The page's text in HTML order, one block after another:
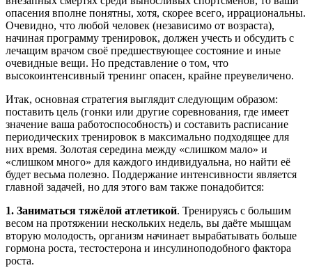
опасения вполне понятны, хотя, скорее всего, иррациональны.
Очевидно, что любой человек (независимо от возраста),
начиная программу тренировок, должен учесть и обсудить с
лечащим врачом своё предшествующее состояние и иные
очевидные вещи. Но представление о том, что
высокоинтенсивный тренинг опасен, крайне преувеличено.
Итак, основная стратегия выглядит следующим образом:
поставить цель (гонки или другие соревнования, где имеет
значение ваша работоспособность) и составить расписание
периодических тренировок в максимально подходящее для
них время. Золотая середина между «слишком мало» и
«слишком много» для каждого индивидуальна, но найти её
будет весьма полезно. Поддержание интенсивности является
главной задачей, но для этого вам также понадобится:
1. Заниматься тяжёлой атлетикой. Тренируясь с большим
весом на протяжении нескольких недель, вы даёте мышцам
вторую молодость, организм начинает вырабатывать больше
гормона роста, тестостерона и инсулиноподобного фактора
роста.